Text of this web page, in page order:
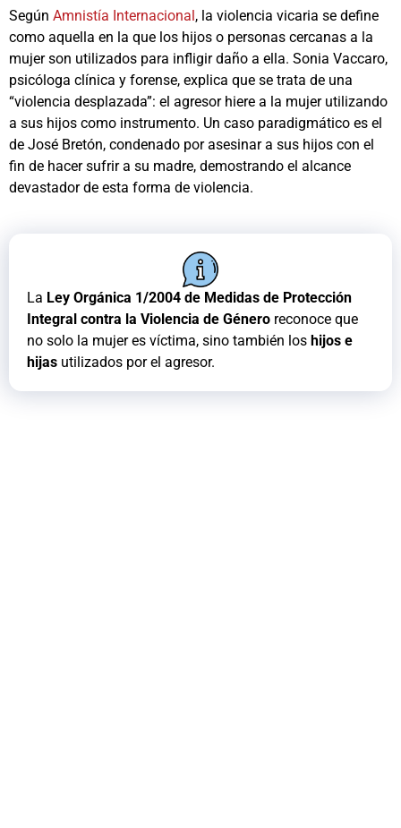
Según Amnistía Internacional, la violencia vicaria se define
como aquella en la que los hijos o personas cercanas a la
mujer son utilizados para infligir daño a ella. Sonia Vaccaro,
psicóloga clínica y forense, explica que se trata de una
“violencia desplazada”: el agresor hiere a la mujer utilizando
a sus hijos como instrumento. Un caso paradigmático es el
de José Bretón, condenado por asesinar a sus hijos con el
fin de hacer sufrir a su madre, demostrando el alcance
devastador de esta forma de violencia.
La Ley Orgánica 1/2004 de Medidas de Protección
Integral contra la Violencia de Género reconoce que
no solo la mujer es víctima, sino también los hijos e
hijas utilizados por el agresor.